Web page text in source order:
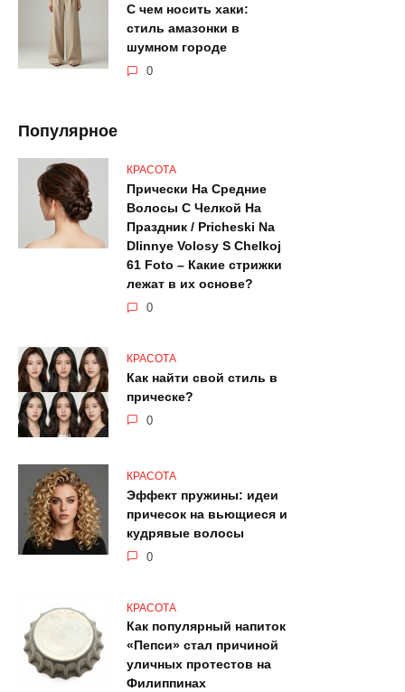
С чем носить хаки:
стиль амазонки в
шумном городе
0
Популярное
КРАСОТА
Прически На Средние
Волосы С Челкой На
Праздник / Pricheski Na
Dlinnye Volosy S Chelkoj
61 Foto – Какие стрижки
лежат в их основе?
0
КРАСОТА
Как найти свой стиль в
прическе?
0
КРАСОТА
Эффект пружины: идеи
причесок на вьющиеся и
кудрявые волосы
0
КРАСОТА
Как популярный напиток
«Пепси» стал причиной
уличных протестов на
Филиппинах